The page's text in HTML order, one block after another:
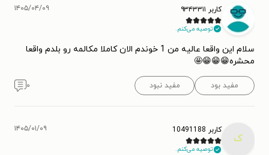
کاربر ۹۳۴۳۳۱۱
توصیه می‌کنم.
۱۴۰۵/۰۴/۰۹
سلام این واقعا عالیه من 1 خوندم الان کاملا مکالمه رو بلدم واقعا
محشره😁😁😁🤩
مفید بود مفید نبود ۰
ک
کاربر 10491188
توصیه می‌کنم.
۱۴۰۵/۰۱/۰۹